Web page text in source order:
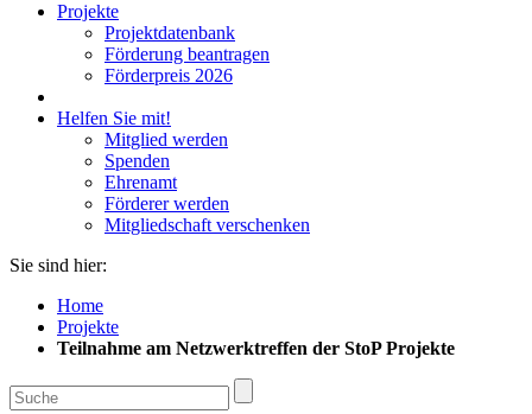
Projekte
Projektdatenbank
Förderung beantragen
Förderpreis 2026
Helfen Sie mit!
Mitglied werden
Spenden
Ehrenamt
Förderer werden
Mitgliedschaft verschenken
Sie sind hier:
Home
Projekte
Teilnahme am Netzwerktreffen der StoP Projekte